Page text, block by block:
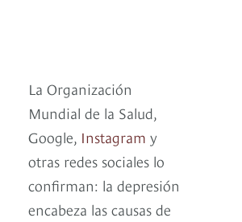
La Organización
Mundial de la Salud,
Google, Instagram y
otras redes sociales lo
confirman: la depresión
encabeza las causas de